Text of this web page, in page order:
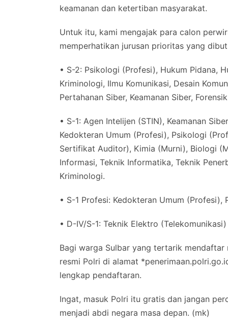
keamanan dan ketertiban masyarakat.
Untuk itu, kami mengajak para calon
memperhatikan jurusan prioritas yang
• S-2: Psikologi (Profesi), Hukum Pidana,
Kriminologi, Ilmu Komunikasi, Desain
Pertahanan Siber, Keamanan Siber,
• S-1: Agen Intelijen (STIN), Keamanan
Kedokteran Umum (Profesi), Psikologi
Sertifikat Auditor), Kimia (Murni), Biologi
Informasi, Teknik Informatika, Teknik
Kriminologi.
• S-1 Profesi: Kedokteran Umum (Profesi),
• D-IV/S-1: Teknik Elektro (Telekomunikasi)
Bagi warga Sulbar yang tertarik mendaftar
resmi Polri di alamat
lengkap pendaftaran.
Ingat, masuk Polri itu gratis dan jangan
menjadi abdi negara masa depan. (mk)